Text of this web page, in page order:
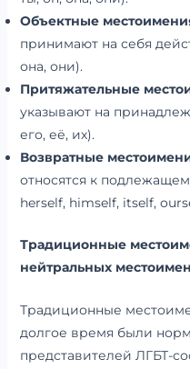
Объектные
принимают на себя
она, они).
Притяжательные
указывают на
его, её, их).
Возвратные
относятся к
herself, himself, itself,
Традиционные
нейтральных
Традиционные
долгое время были
представителей ЛГБТ-